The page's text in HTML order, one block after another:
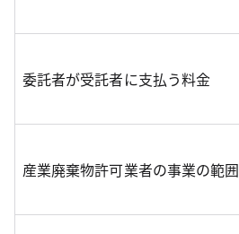
委託者が受託者に支払う料金
産業廃棄物許可業者の事業の範囲